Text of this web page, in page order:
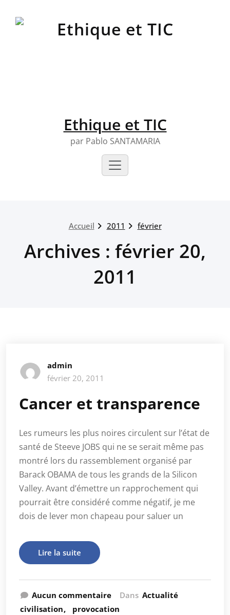
Ethique et TIC
par Pablo SANTAMARIA
Accueil 2011 février
Archives : février 20,
2011
admin
février 20, 2011
Cancer et transparence
Les rumeurs les plus noires circulent sur l’état de
santé de Steeve JOBS qui ne se serait même pas
montré lors du rassemblement organisé par
Barack OBAMA de tous les grands de la Silicon
Valley. Avant d’émettre un rapprochement qui
pourrait être considéré comme négatif, je me
dois de lever mon chapeau pour saluer un
Lire la suite
Aucun commentaire Dans Actualité
civilisation
provocation